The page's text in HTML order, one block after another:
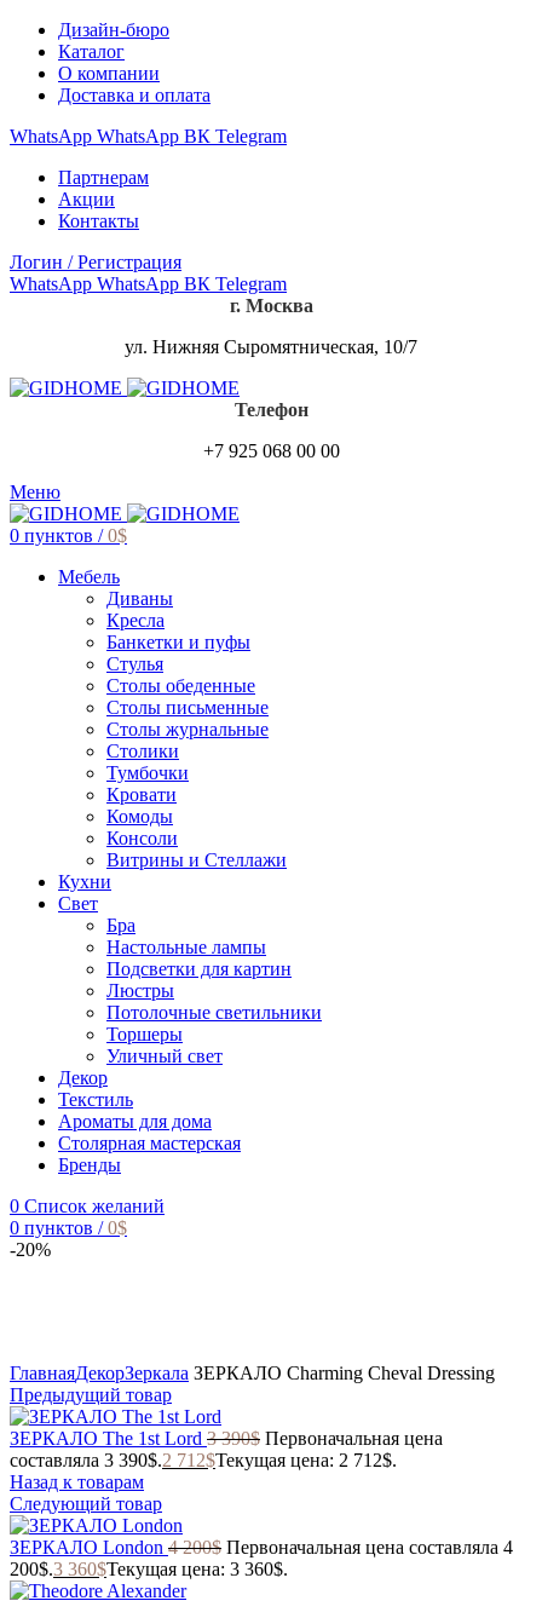
Дизайн-бюро
Каталог
О компании
Доставка и оплата
WhatsApp WhatsApp ВК Telegram
Партнерам
Акции
Контакты
Логин / Регистрация
WhatsApp WhatsApp ВК Telegram
г. Москва
ул. Нижняя Сыромятническая, 10/7
Телефон
+7 925 068 00 00
Меню
0 пунктов / 0$
Мебель
Диваны
Кресла
Банкетки и пуфы
Стулья
Столы обеденные
Столы письменные
Столы журнальные
Столики
Тумбочки
Кровати
Комоды
Консоли
Витрины и Стеллажи
Кухни
Свет
Бра
Настольные лампы
Подсветки для картин
Люстры
Потолочные светильники
Торшеры
Уличный свет
Декор
Текстиль
Ароматы для дома
Столярная мастерская
Бренды
0 Список желаний
0 пунктов / 0$
-20%
ГлавнаяДекорЗеркала ЗЕРКАЛО Charming Cheval Dressing
Предыдущий товар
ЗЕРКАЛО The 1st Lord 3 390$ Первоначальная цена
составляла 3 390$.2 712$Текущая цена: 2 712$.
Назад к товарам
Следующий товар
ЗЕРКАЛО London 4 200$ Первоначальная цена составляла 4
200$.3 360$Текущая цена: 3 360$.